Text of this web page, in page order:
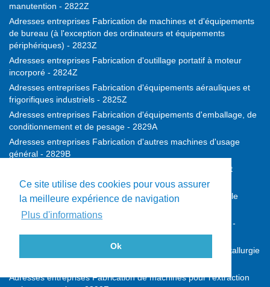
Ce site utilise des cookies pour vous assurer
la meilleure expérience de navigation
Plus d'informations
Ok
manutention - 2822Z
Adresses entreprises Fabrication de machines et d'équipements
de bureau (à l'exception des ordinateurs et équipements
périphériques) - 2823Z
Adresses entreprises Fabrication d'outillage portatif à moteur
incorporé - 2824Z
Adresses entreprises Fabrication d'équipements aérauliques et
frigorifiques industriels - 2825Z
Adresses entreprises Fabrication d'équipements d'emballage, de
conditionnement et de pesage - 2829A
Adresses entreprises Fabrication d'autres machines d'usage
général - 2829B
Adresses entreprises Fabrication de machines agricoles et
forestières - 2830Z
Adresses entreprises Fabrication de machines-outils pour le
Adresses entreprises Fabrication d'autres machines-outils -
2849Z
Adresses entreprises Fabrication de machines pour la métallurgie
Adresses entreprises Fabrication de machines pour l'extraction